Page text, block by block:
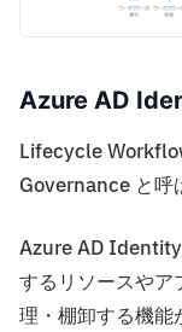
Azure AD
Lifecycle
Governance と呼
Azure AD
するリソースやア
理・棚卸する機能